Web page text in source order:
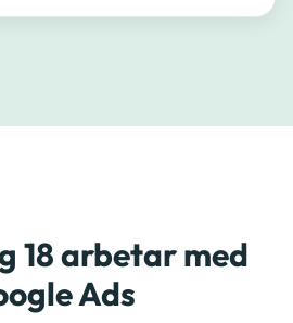
18 arbetar med
Ads